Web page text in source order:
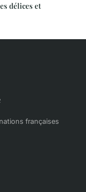
délices et
françaises